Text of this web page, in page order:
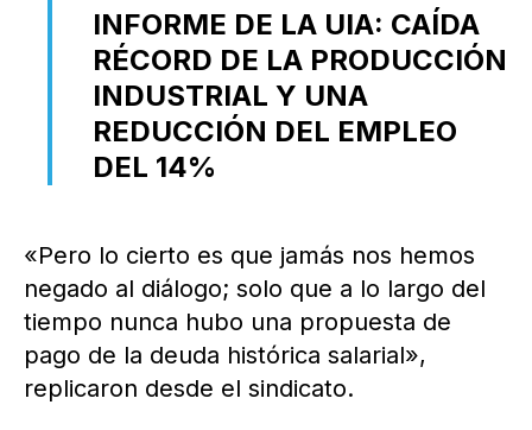
INFORME DE LA UIA: CAÍDA
RÉCORD DE LA PRODUCCIÓN
INDUSTRIAL Y UNA
REDUCCIÓN DEL EMPLEO
DEL 14%
«Pero lo cierto es que jamás nos hemos
negado al diálogo; solo que a lo largo del
tiempo nunca hubo una propuesta de
pago de la deuda histórica salarial»,
replicaron desde el sindicato.